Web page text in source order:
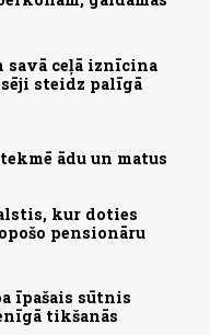
savā ceļā iznīcina
steidz palīgā
ādu un matus
kur doties
pensionāru
īpašais sūtnis
tikšanās